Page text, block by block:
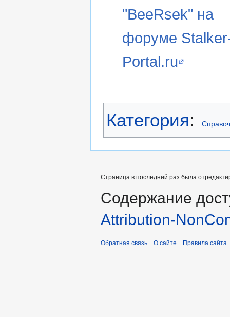
"BeeRsek" на
форуме
Portal.ru
Категория:
Страница в последний раз была
Содержание
Attribution-
Обратная связь О сайте Правила сайта